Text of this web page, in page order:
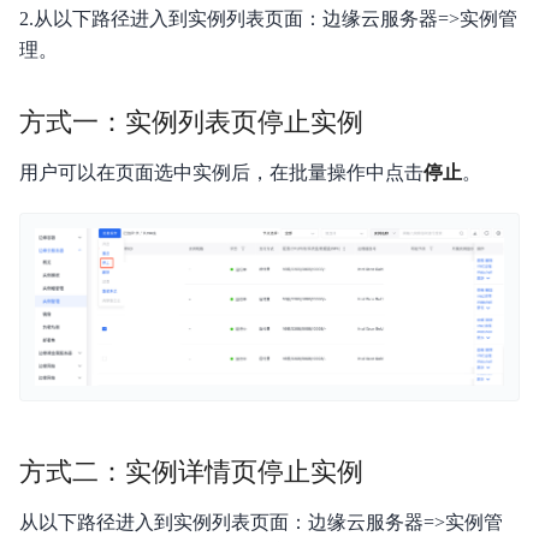
操作指南
典型实践
API 1.0参考
JAVA-SDK
Go-SDK
2.从以下路径进入到实例列表页面：边缘云服务器=>实例管
理。
方式一：实例列表页停止实例
用户可以在页面选中实例后，在批量操作中点击停止。
方式二：实例详情页停止实例
从以下路径进入到实例列表页面：边缘云服务器=>实例管